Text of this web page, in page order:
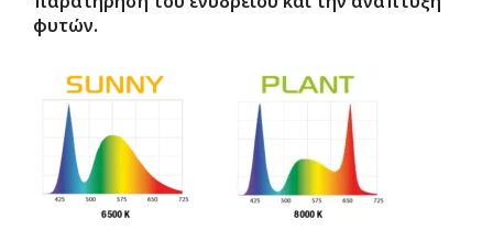
φυτών.